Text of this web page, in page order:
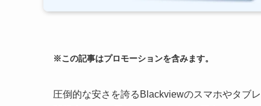
※この記事はプロモーションを含みます。
圧倒的な安さを誇るBlackviewのスマホやタブ